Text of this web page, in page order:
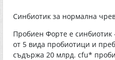
Синбиотик за нормална
Пробиен Форте е
от 5 вида пробиотици и
съдържа 20 млрд. cfu*